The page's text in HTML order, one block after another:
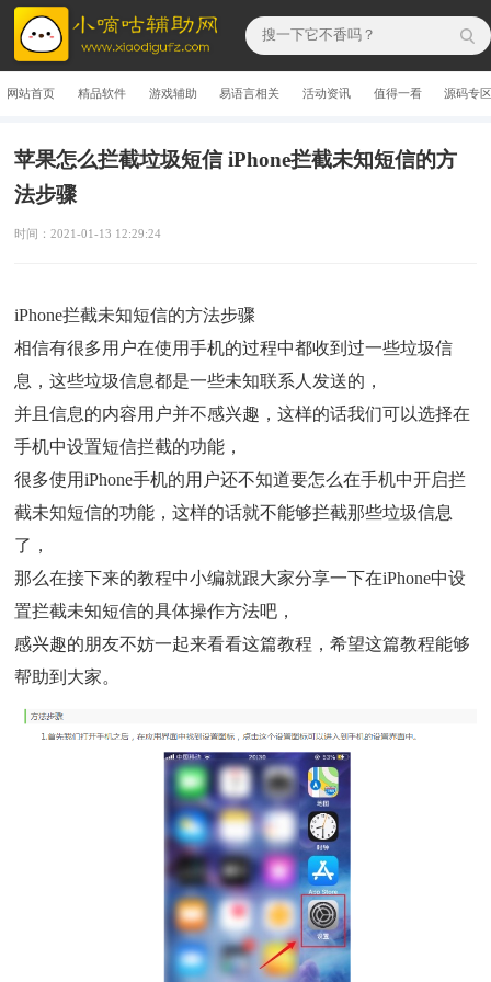
网站首页 精品软件 游戏辅助 易语言相关 活动资讯 值得一看 源码专
苹果怎么拦截垃圾短信 iPhone拦截未知短信的方
法步骤
时间：2021-01-13 12:29:24
iPhone拦截未知短信的方法步骤
相信有很多用户在使用手机的过程中都收到过一些垃圾信
息，这些垃圾信息都是一些未知联系人发送的，
并且信息的内容用户并不感兴趣，这样的话我们可以选择在
手机中设置短信拦截的功能，
很多使用iPhone手机的用户还不知道要怎么在手机中开启拦
截未知短信的功能，这样的话就不能够拦截那些垃圾信息
了，
那么在接下来的教程中小编就跟大家分享一下在iPhone中设
置拦截未知短信的具体操作方法吧，
感兴趣的朋友不妨一起来看看这篇教程，希望这篇教程能够
帮助到大家。